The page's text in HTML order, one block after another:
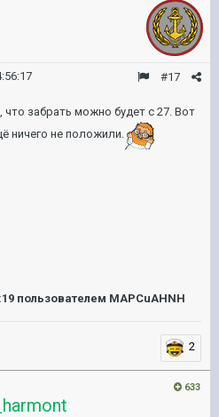
#17
забрать можно будет с 27. Вот
ничего не положили.
пользователем MAPCuAHNH
2
633